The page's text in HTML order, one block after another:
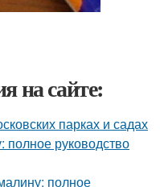
на сайте:
парках и садах
полное руководство
полное